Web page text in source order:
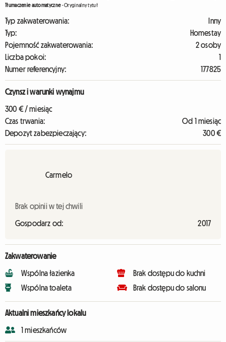
Tłumaczenie automatyczne-Oryginalny tytuł
Typ zakwaterowania:
Inny
Typ:
Homestay
Pojemność zakwaterowania:
2 osoby
Liczba pokoi:
1
Numer referencyjny:
177825
Czynsz i warunki wynajmu
300 € / miesiąc
Czas trwania:
Od 1 miesiąc
Depozyt zabezpieczający:
300 €
Carmelo
Brak opinii w tej chwili
Gospodarz od: 2017
Zakwaterowanie
Wspólna łazienka
Wspólna toaleta
Brak dostępu do kuchni
Brak dostępu do salonu
Aktualni mieszkańcy lokalu
1 mieszkańców